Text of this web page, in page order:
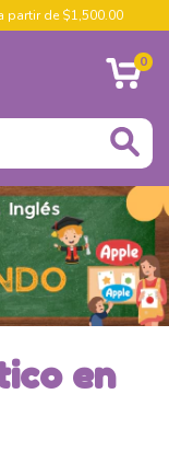
partir de $1,500.00
0
en